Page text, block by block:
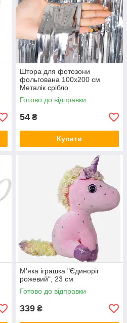
Штора для фотозони
фольгована 100х200 см
Металік срібло
Готово до відправки
54 ₴
Купити
М'яка іграшка "Єдиноріг
рожевий", 23 см
Готово до відправки
339 ₴